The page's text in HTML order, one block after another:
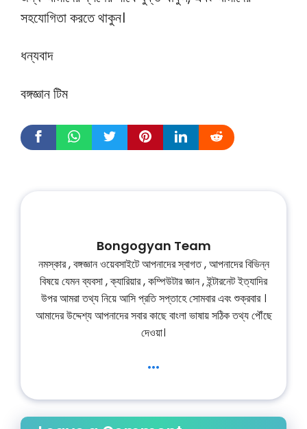
সহযোগিতা করতে থাকুন।
ধন্যবাদ
বঙ্গজ্ঞান টিম
Bongogyan Team
নমস্কার , বঙ্গজ্ঞান ওয়েবসাইটে আপনাদের স্বাগত , আপনাদের বিভিন্ন
বিষয়ে যেমন ব্যবসা , ক্যারিয়ার , কম্পিউটার জ্ঞান , ইন্টারনেট ইত্যাদির
উপর আমরা তথ্য নিয়ে আসি প্রতি সপ্তাহে সোমবার এবং শুক্রবার ।
আমাদের উদ্দেশ্য আপনাদের সবার কাছে বাংলা ভাষায় সঠিক তথ্য পৌঁছে
দেওয়া।
...